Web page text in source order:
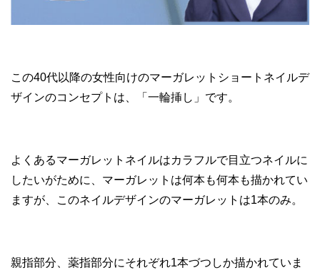
この40代以降の女性向けのマーガレットショートネイルデ
ザインのコンセプトは、「一輪挿し」です。
よくあるマーガレットネイルはカラフルで目立つネイルに
したいがために、マーガレットは何本も何本も描かれてい
ますが、このネイルデザインのマーガレットは1本のみ。
親指部分、薬指部分にそれぞれ1本づつしか描かれていま